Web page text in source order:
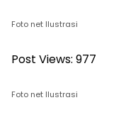
Foto net Ilustrasi
Post Views: 977
Foto net Ilustrasi